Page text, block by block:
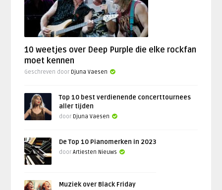
10 weetjes over Deep Purple die elke rockfan
moet kennen
Geschreven door Djuna Vaesen
Top 10 best verdienende concerttournees
aller tijden
door Djuna Vaesen
De Top 10 Pianomerken in 2023
doorArtiesten Nieuws
Muziek over Black Friday